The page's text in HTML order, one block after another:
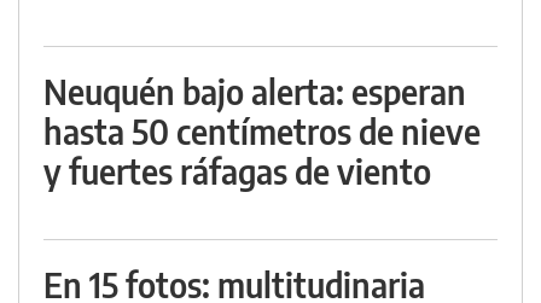
Neuquén bajo alerta: esperan
hasta 50 centímetros de nieve
y fuertes ráfagas de viento
En 15 fotos: multitudinaria